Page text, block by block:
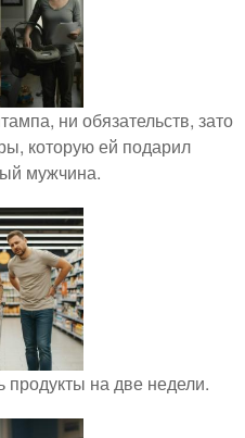
ни обязательств, зато
которую ей подарил
мужчина.
на две недели.